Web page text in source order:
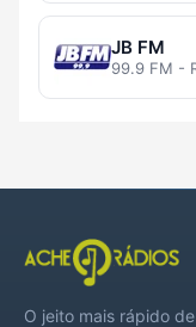
JB FM
99.9 FM -
O jeito mais rápido